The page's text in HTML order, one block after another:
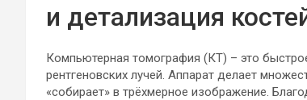
и детализация
Компьютерная томография (КТ) – это
рентгеновских лучей. Аппарат делает
«собирает» в трёхмерное изображение.